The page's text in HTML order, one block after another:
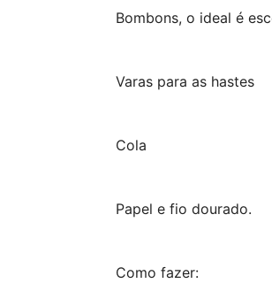
Bombons, o ideal é
Varas para as hastes
Cola
Papel e fio dourado.
Como fazer: